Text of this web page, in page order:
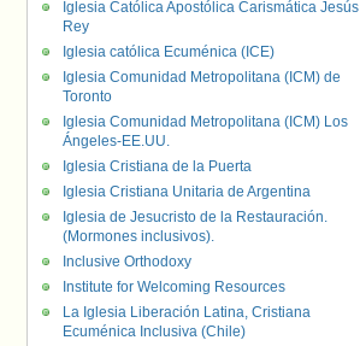
Iglesia Católica Apostólica Carismática Jesús
Rey
Iglesia católica Ecuménica (ICE)
Iglesia Comunidad Metropolitana (ICM) de
Toronto
Iglesia Comunidad Metropolitana (ICM) Los
Ángeles-EE.UU.
Iglesia Cristiana de la Puerta
Iglesia Cristiana Unitaria de Argentina
Iglesia de Jesucristo de la Restauración.
(Mormones inclusivos).
Inclusive Orthodoxy
Institute for Welcoming Resources
La Iglesia Liberación Latina, Cristiana
Ecuménica Inclusiva (Chile)